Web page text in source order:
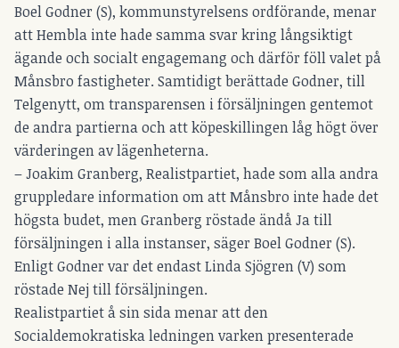
Boel Godner (S), kommunstyrelsens ordförande, menar
att Hembla inte hade samma svar kring långsiktigt
ägande och socialt engagemang och därför föll valet på
Månsbro fastigheter. Samtidigt berättade Godner, till
Telgenytt, om transparensen i försäljningen gentemot
de andra partierna och att köpeskillingen låg högt över
värderingen av lägenheterna.
– Joakim Granberg, Realistpartiet, hade som alla andra
gruppledare information om att Månsbro inte hade det
högsta budet, men Granberg röstade ändå Ja till
försäljningen i alla instanser, säger Boel Godner (S).
Enligt Godner var det endast Linda Sjögren (V) som
röstade Nej till försäljningen.
Realistpartiet å sin sida menar att den
Socialdemokratiska ledningen varken presenterade